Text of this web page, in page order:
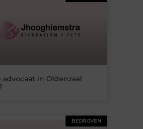
advocaat in Oldenzaal
BEDRIJVEN